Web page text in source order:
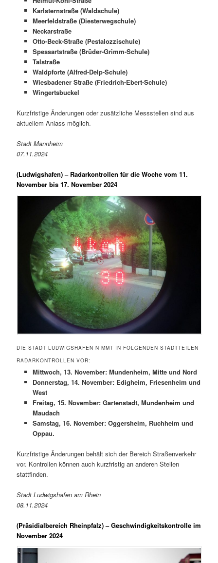
Karlsternstraße (Waldschule)
Meerfeldstraße (Diesterwegschule)
Neckarstraße
Otto-Beck-Straße (Pestalozzischule)
Spessartstraße (Brüder-Grimm-Schule)
Talstraße
Waldpforte (Alfred-Delp-Schule)
Wiesbadener Straße (Friedrich-Ebert-Schule)
Wingertsbuckel
Kurzfristige Änderungen oder zusätzliche Messstellen sind aus
aktuellem Anlass möglich.
Stadt Mannheim
07.11.2024
(Ludwigshafen) – Radarkontrollen für die Woche vom 11.
November bis 17. November 2024
DIE STADT LUDWIGSHAFEN NIMMT IN FOLGENDEN STADTTEILEN
RADARKONTROLLEN VOR:
Mittwoch, 13. November: Mundenheim, Mitte und Nord
Donnerstag, 14. November: Edigheim, Friesenheim und
West
Freitag, 15. November: Gartenstadt, Mundenheim und
Maudach
Samstag, 16. November: Oggersheim, Ruchheim und
Oppau.
Kurzfristige Änderungen behält sich der Bereich Straßenverkehr
vor. Kontrollen können auch kurzfristig an anderen Stellen
stattfinden.
Stadt Ludwigshafen am Rhein
08.11.2024
(Präsidialbereich Rheinpfalz)– Geschwindigkeitskontrolle im
November 2024